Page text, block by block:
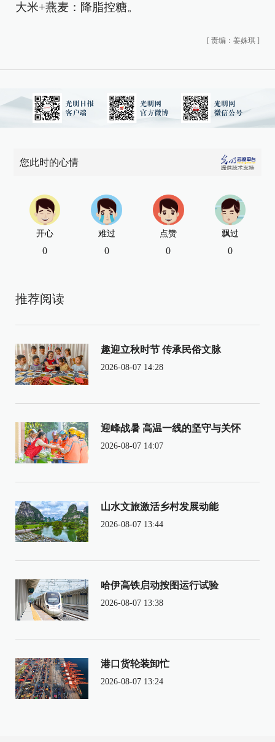
大米+燕麦：降脂控糖。
[ 责编：姜姝琪 ]
您此时的心情
开心
0
难过
0
点赞
0
飘过
0
推荐阅读
趣迎立秋时节 传承民俗文脉
2026-08-07 14:28
迎峰战暑 高温一线的坚守与关怀
2026-08-07 14:07
山水文旅激活乡村发展动能
2026-08-07 13:44
哈伊高铁启动按图运行试验
2026-08-07 13:38
港口货轮装卸忙
2026-08-07 13:24